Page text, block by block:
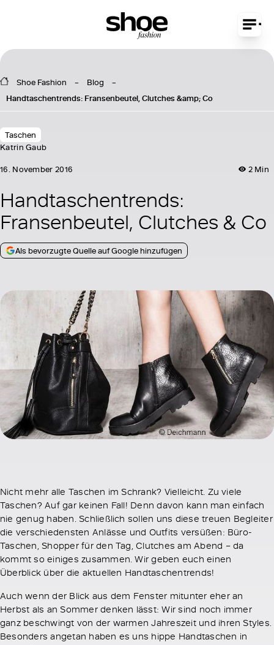
Shoe Fashion
Blog
Handtaschentrends: Fransenbeutel, Clutches &amp; Co
Taschen
Katrin Gaub
2 Min
16. November 2016
Handtaschentrends:
Fransenbeutel, Clutches & Co
Als bevorzugte Quelle auf Google hinzufügen
Nicht mehr alle Taschen im Schrank? Vielleicht. Zu viele
Taschen? Auf gar keinen Fall! Denn davon kann man einfach
nie genug haben. Schließlich sollen uns diese treuen Begleiter
die verschiedensten Anlässe und Outfits versüßen: Büro-
Taschen, Shopper für den Tag, Clutches am Abend – da
kommt so einiges zusammen. Wir geben euch einen
Überblick über die aktuellen Handtaschentrends!
Auch wenn der Blick aus dem Fenster mitunter eher an
Herbst als an Sommer denken lässt: Wir sind noch immer
ganz beschwingt von der warmen Jahreszeit und ihren Styles.
Besonders angetan haben es uns hippe Handtaschen in